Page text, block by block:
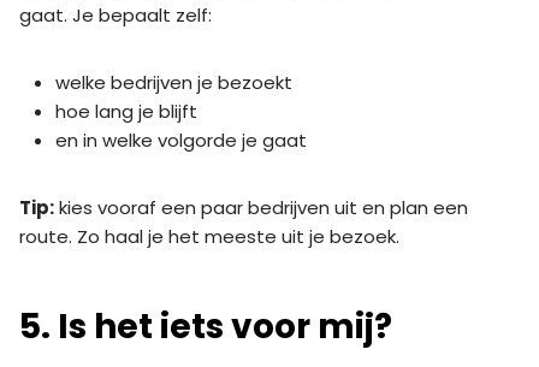
gaat. Je bepaalt zelf:
welke bedrijven je bezoekt
hoe lang je blijft
en in welke volgorde je gaat
Tip:kies vooraf een paar bedrijven uit en plan een
route. Zo haal je het meeste uit je bezoek.
5. Is het iets voor mij?